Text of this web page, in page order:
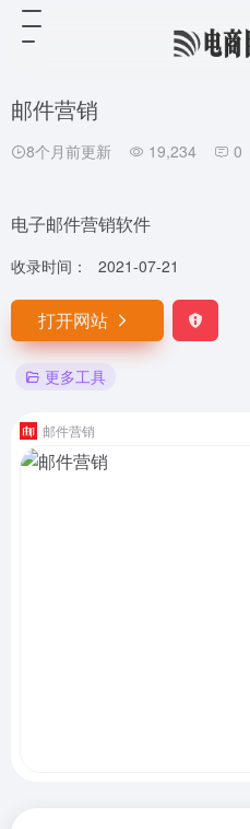
邮件营销
8个月前更新 19,234 0
电子邮件营销软件
收录时间： 2021-07-21
打开网站
更多工具
邮件营销